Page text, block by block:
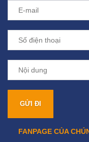
FANPAGE CỦA